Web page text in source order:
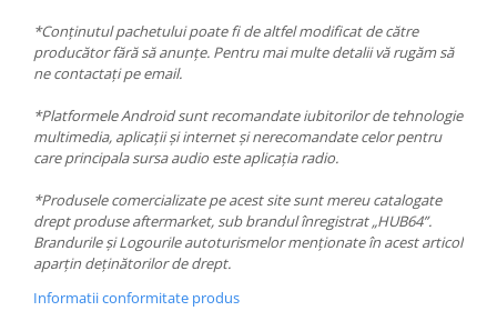
*Conținutul pachetului poate fi de altfel modificat de către
producător fără să anunțe. Pentru mai multe detalii vă rugăm să
ne contactați pe email.
*Platformele Android sunt recomandate iubitorilor de tehnologie
multimedia, aplicații și internet și nerecomandate celor pentru
care principala sursa audio este aplicația radio.
*Produsele comercializate pe acest site sunt mereu catalogate
drept produse aftermarket, sub brandul înregistrat „HUB64”.
Brandurile și Logourile autoturismelor menționate în acest articol
aparțin deținătorilor de drept.
Informatii conformitate produs